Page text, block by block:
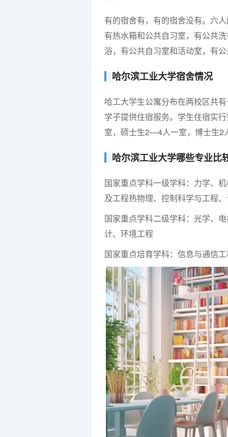
有的宿舍有，有的宿舍没有。六
有热水箱和公共自习室，有公共
浴，有公共自习室和活动室，有
哈尔滨工业大学宿舍情况
哈工大学生公寓分布在两校区共
学子提供住宿服务。学生住宿实
室，硕士生2—4人一室，博士生2
哈尔滨工业大学哪些专业比
国家重点学科一级学科：力学、
及工程热物理、控制科学与工程、
国家重点学科二级学科：光学、
计、环境工程
国家重点培育学科：信息与通信